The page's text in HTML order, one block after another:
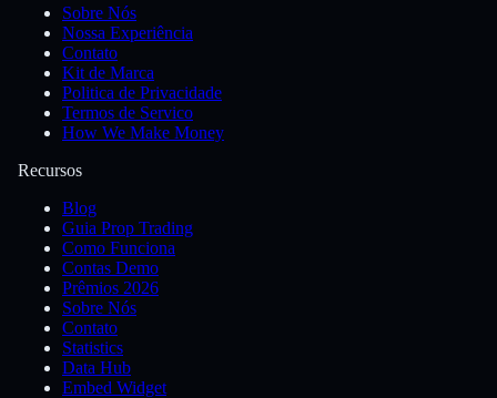
Sobre Nós
Nossa Experiência
Contato
Kit de Marca
Politica de Privacidade
Termos de Servico
How We Make Money
Recursos
Blog
Guia Prop Trading
Como Funciona
Contas Demo
Prêmios 2026
Sobre Nós
Contato
Statistics
Data Hub
Embed Widget